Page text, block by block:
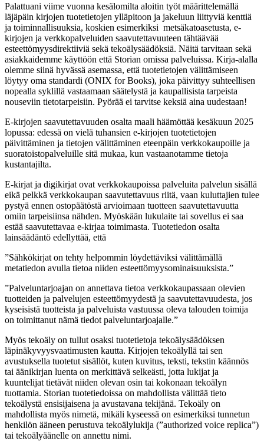
Palattuani viime vuonna kesälomilta aloitin työt määrittelemällä
läjäpäin kirjojen tuotetietojen ylläpitoon ja jakeluun liittyviä kenttiä
ja toiminnallisuuksia, koskien esimerkiksi metsäkatoasetusta, e-
kirjojen ja verkkopalveluiden saavutettavuuteen tähtäävää
esteettömyysdirektiiviä sekä tekoälysäädöksiä. Näitä tarvitaan sekä
asiakkaidemme käyttöön että Storian omissa palveluissa. Kirja-alalla
olemme siinä hyvässä asemassa, että tuotetietojen välittämiseen
löytyy oma standardi (ONIX for Books), joka päivittyy suhteellisen
nopealla syklillä vastaamaan säätelystä ja kaupallisista tarpeista
nouseviin tietotarpeisiin. Pyörää ei tarvitse keksiä aina uudestaan!
E-kirjojen saavutettavuuden osalta maali häämöttää kesäkuun 2025
lopussa: edessä on vielä tuhansien e-kirjojen tuotetietojen
päivittäminen ja tietojen välittäminen eteenpäin verkkokaupoille ja
suoratoistopalveluille sitä mukaa, kun vastaanotamme tietoja
kustantajilta.
E-kirjat ja digikirjat ovat verkkokaupoissa palveluita palvelun sisällä
eikä pelkkä verkkokaupan saavutettavuus riitä, vaan kuluttajien tulee
pystyä ennen ostopäätöstä arvioimaan tuotteen saavutettavuutta
omiin tarpeisiinsa nähden. Myöskään lukulaite tai sovellus ei saa
estää saavutettavaa e-kirjaa toimimasta. Tuotetiedon osalta
lainsäädäntö edellyttää, että
”Sähkökirjat on tehty helpommin löydettäviksi välittämällä
metatiedon avulla tietoa niiden esteettömyysominaisuuksista.”
”Palveluntarjoajan on annettava tietoa verkkokaupassaan olevien
tuotteiden ja palvelujen esteettömyydestä ja saavutettavuudesta, jos
kyseisistä tuotteista ja palveluista vastuussa oleva talouden toimija
on toimittanut nämä tiedot palveluntarjoajalle.”
Myös tekoäly on tullut osaksi tuotetietoja tekoälysäädöksen
läpinäkyvyysvaatimusten kautta. Kirjojen tekoälyllä tai sen
avustuksella tuotetut sisällöt, kuten kuvitus, teksti, tekstin käännös
tai äänikirjan luenta on merkittävä selkeästi, jotta lukijat ja
kuuntelijat tietävät niiden olevan osin tai kokonaan tekoälyn
tuottamia. Storian tuotetiedoissa on mahdollista välittää tieto
tekoälystä ensisijaisena ja avustavana tekijänä. Tekoäly on
mahdollista myös nimetä, mikäli kyseessä on esimerkiksi tunnetun
henkilön ääneen perustuva tekoälylukija (”authorized voice replica”)
tai tekoälyäänelle on annettu nimi.